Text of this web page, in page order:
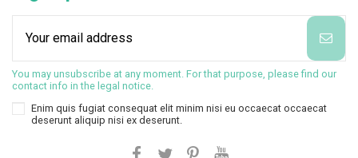
You may unsubscribe at any moment. For that purpose, please find our
contact info in the legal notice.
Enim quis fugiat consequat elit minim nisi eu occaecat occaecat
deserunt aliquip nisi ex deserunt.